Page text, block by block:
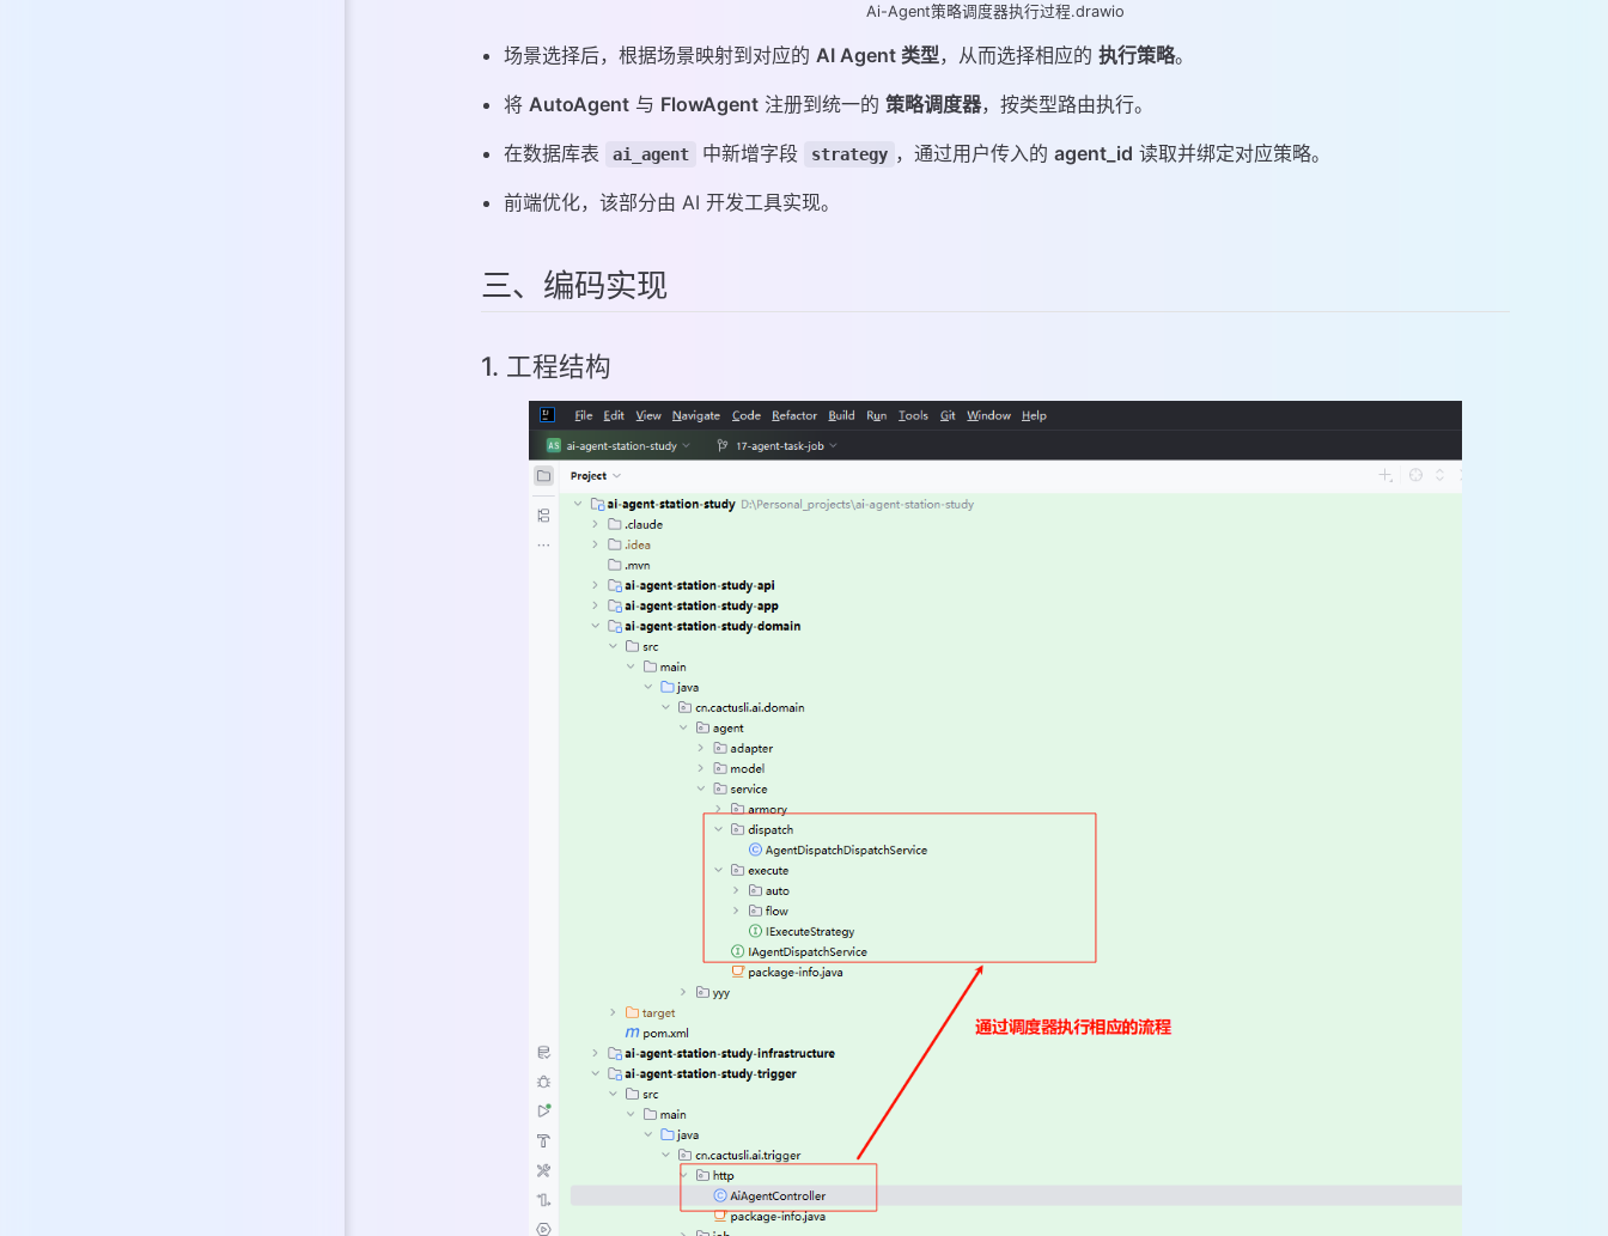
Ai-Agent策略调度器执行过程.drawio
场景选择后，根据场景映射到对应的 AI Agent 类型，从而选择相应的执行策略。
将 AutoAgent 与 FlowAgent 注册到统一的策略调度器，按类型路由执行。
在数据库表 ai_agent 中新增字段 strategy ，通过用户传入的agent_id 读取并绑定对应策略。
前端优化，该部分由 AI 开发工具实现。
三、编码实现
1. 工程结构